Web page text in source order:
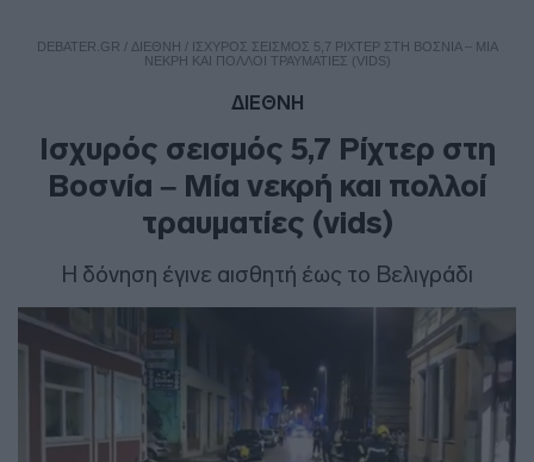
DEBATER.GR / ΔΙΕΘΝΗ / ΙΣΧΥΡΌΣ ΣΕΙΣΜΌΣ 5,7 ΡΊΧΤΕΡ ΣΤΗ ΒΟΣΝΊΑ – ΜΊΑ
ΝΕΚΡΉ ΚΑΙ ΠΟΛΛΟΊ ΤΡΑΥΜΑΤΊΕΣ (VIDS)
ΔΙΕΘΝΗ
Ισχυρός σεισμός 5,7 Ρίχτερ στη
Βοσνία – Μία νεκρή και πολλοί
τραυματίες (vids)
Η δόνηση έγινε αισθητή έως το Βελιγράδι